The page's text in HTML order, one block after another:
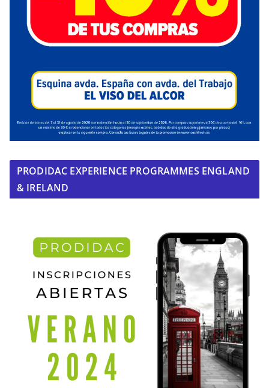
PRODIDAC EXPERIENCE PROGRAMMES ENGLAND
& IRELAND